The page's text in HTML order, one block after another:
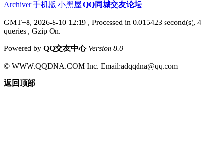
Archiver|手机版|小黑屋|QQ同城交友论坛
GMT+8, 2026-8-10 12:19 , Processed in 0.015423 second(s), 4
queries , Gzip On.
Powered by QQ交友中心 Version 8.0
© WWW.QQDNA.COM Inc. Email:adqqdna@qq.com
返回顶部